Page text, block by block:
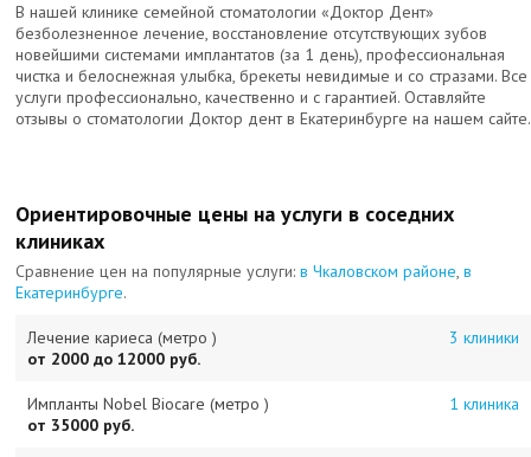
В нашей клинике семейной стоматологии «Доктор Дент»
безболезненное лечение, восстановление отсутствующих зубов
новейшими системами имплантатов (за 1 день), профессиональная
чистка и белоснежная улыбка, брекеты невидимые и со стразами. Все
услуги профессионально, качественно и с гарантией. Оставляйте
отзывы о стоматологии Доктор дент в Екатеринбурге на нашем сайте.
Ориентировочные цены на услуги в соседних
клиниках
Сравнение цен на популярные услуги:в Чкаловском районе,в
Екатеринбурге.
Лечение кариеса (метро )
3 клиники
от 2000 до 12000 руб.
Импланты Nobel Biocare (метро )
1 клиника
от 35000 руб.